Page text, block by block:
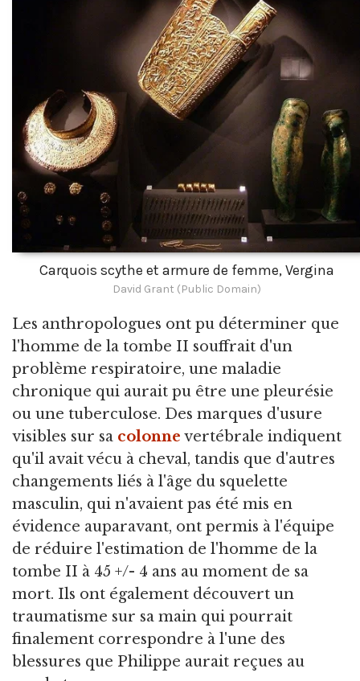
Carquois scythe et armure de femme, Vergina
David Grant (Public Domain)
Les anthropologues ont pu déterminer que
l'homme de la tombe II souffrait d'un
problème respiratoire, une maladie
chronique qui aurait pu être une pleurésie
ou une tuberculose. Des marques d'usure
visibles sur sa colonne vertébrale indiquent
qu'il avait vécu à cheval, tandis que d'autres
changements liés à l'âge du squelette
masculin, qui n'avaient pas été mis en
évidence auparavant, ont permis à l'équipe
de réduire l'estimation de l'homme de la
tombe II à 45 +/- 4 ans au moment de sa
mort. Ils ont également découvert un
traumatisme sur sa main qui pourrait
finalement correspondre à l'une des
blessures que Philippe aurait reçues au